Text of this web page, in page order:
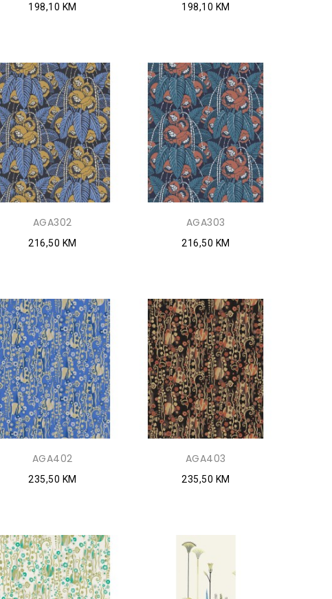
198,10 KM 198,10 KM
AGA302
216,50 KM
AGA303
216,50 KM
AGA402
235,50 KM
AGA403
235,50 KM